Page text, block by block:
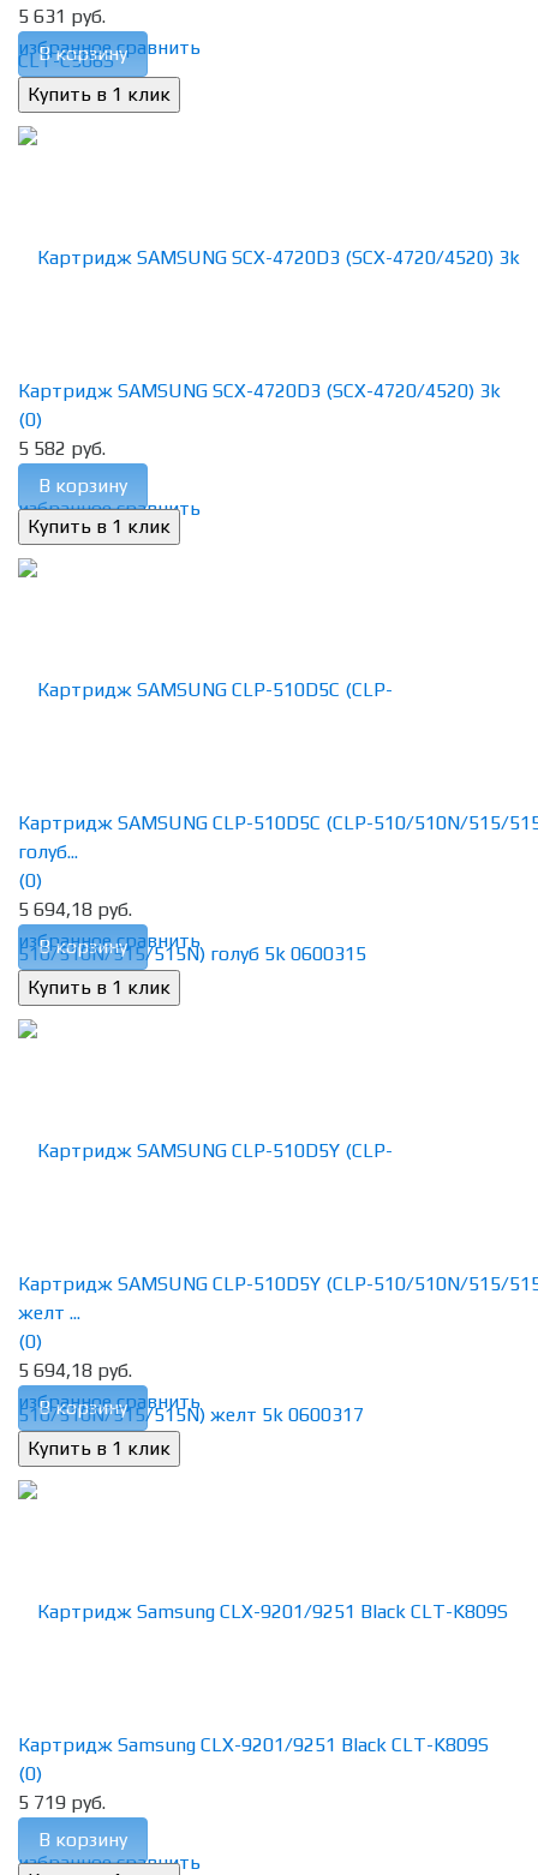
избранное сравнить
5 631 руб.
В корзину
избранное сравнить
Картридж SAMSUNG SCX-4720D3 (SCX-4720/4520) 3k
(0)
5 582 руб.
В корзину
избранное сравнить
Картридж SAMSUNG CLP-510D5C (CLP-510/510N/515/
голуб...
(0)
5 694,18 руб.
В корзину
избранное сравнить
Картридж SAMSUNG CLP-510D5Y (CLP-510/510N/515/
желт ...
(0)
5 694,18 руб.
В корзину
избранное сравнить
Картридж Samsung CLX-9201/9251 Black CLT-K809S
(0)
5 719 руб.
В корзину